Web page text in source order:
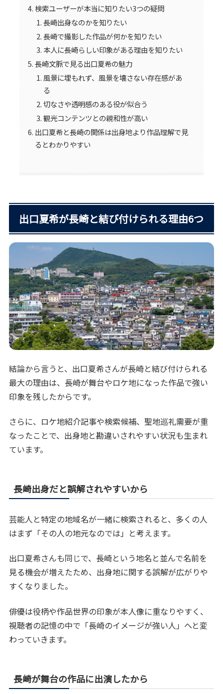
検索ユーザーが本当に知りたい3つの疑問
長崎出身なのかを知りたい
長崎で撮影した作品が何かを知りたい
本人に長崎らしい印象がある理由を知りたい
長崎文脈で見る出口夏希の魅力
風景に埋もれず、風景を壊さない存在感があ
る
切なさや透明感のある役が似合う
観光コンテンツとの親和性が高い
出口夏希と長崎の関係は出身地より作品理解で見
るとわかりやすい
出口夏希が長崎と結び付けられる理由6つ
結論から言うと、出口夏希さんが長崎と結び付けられる
最大の理由は、長崎が舞台やロケ地になった作品で強い
印象を残したからです。
さらに、ロケ地紹介記事や検索候補、聖地巡礼需要が重
なったことで、出身地と勘違いされやすい状況も生まれ
ています。
長崎出身だと誤解されやすいから
芸能人と特定の地域名が一緒に検索されると、多くの人
はまず「その人の地元なのでは」と考えます。
出口夏希さんも同じで、長崎という地名と並んで名前を
見る機会が増えたため、出身地に関する誤解が広がりや
すくなりました。
俳優は役柄や作品世界の印象が本人像に重なりやすく、
視聴者の記憶の中で「長崎のイメージが強い人」へと変
わっていきます。
長崎が舞台の作品に出演したから